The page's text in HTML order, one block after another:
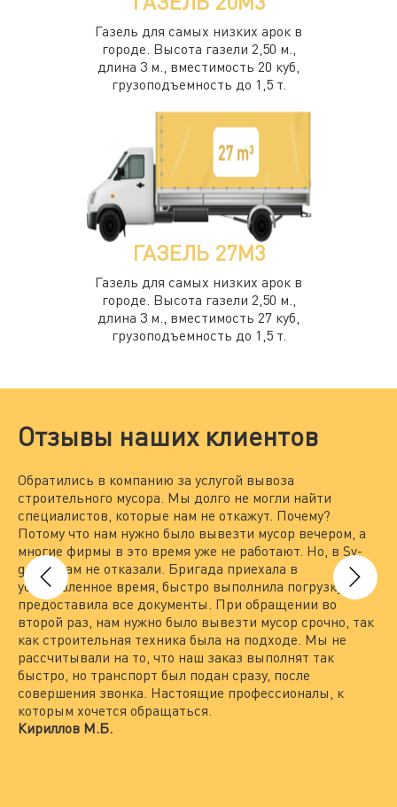
Газель для самых низких арок в
городе. Высота газели 2,50 м.,
длина 3 м., вместимость 20 куб,
грузоподъемность до 1,5 т.
ГАЗЕЛЬ 27М3
Газель для самых низких арок в
городе. Высота газели 2,50 м.,
длина 3 м., вместимость 27 куб,
грузоподъемность до 1,5 т.
Отзывы наших клиентов
Обратились в компанию за услугой вывоза
строительного мусора. Мы долго не могли найти
специалистов, которые нам не откажут. Почему?
Потому что нам нужно было вывезти мусор вечером, а
многие фирмы в это время уже не работают. Но, в Sv-
group нам не отказали. Бригада приехала в
установленное время, быстро выполнила погрузку и
предоставила все документы. При обращении во
второй раз, нам нужно было вывезти мусор срочно, так
как строительная техника была на подходе. Мы не
рассчитывали на то, что наш заказ выполнят так
быстро, но транспорт был подан сразу, после
совершения звонка. Настоящие профессионалы, к
которым хочется обращаться.
Кириллов М.Б.